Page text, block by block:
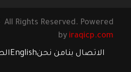
Rights Reserved. Powered
by iraqicp.com
الاتصال بنامن نحنEnglish